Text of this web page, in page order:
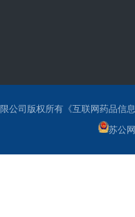
公司版权所有《互联网药品信
苏公